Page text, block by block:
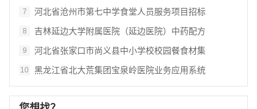
7 河北省沧州市第七中学食堂人员服务项目招标
8 吉林延边大学附属医院（延边医院）中药配方
9 河北省张家口市尚义县中小学校校园餐食材集
10 黑龙江省北大荒集团宝泉岭医院业务应用系统